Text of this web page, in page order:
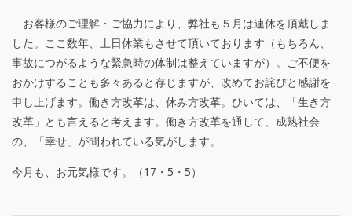
年
６
月
号
』
お客様のご理解・ご協力により、弊社も５月は連休を頂戴しま
した。ここ数年、土日休業もさせて頂いております（もちろん、
事故につがるような緊急時の体制は整えていますが）。ご不便を
おかけすることも多々あると存じますが、改めてお詫びと感謝を
申し上げます。働き方改革は、休み方改革。ひいては、「生き方
改革」とも言えると考えます。働き方改革を通して、成熟社会
の、「幸せ」が問われている気がします。
今月も、お元気様です。（17・5・5）